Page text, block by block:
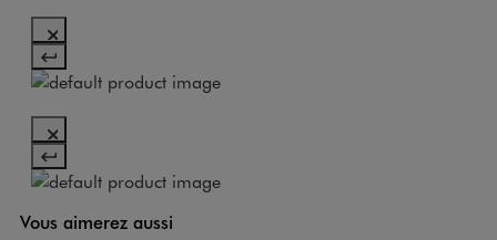
Vous aimerez aussi